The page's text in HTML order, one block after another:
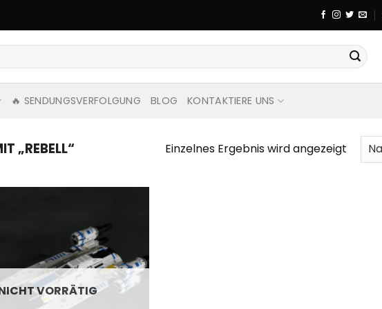
🔥 SENDUNGSVERFOLGUNG BLOG KONTAKTIERE UNS
„REBELL“ Einzelnes Ergebnis wird angezeigt
VORRÄTIG